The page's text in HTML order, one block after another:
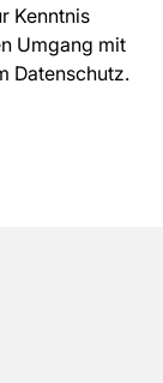
Kenntnis
Umgang mit
Datenschutz.